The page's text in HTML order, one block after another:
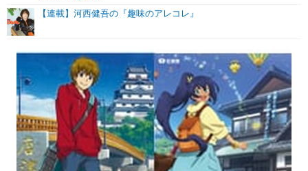
【連載】河西健吾の『趣味のアレコレ』